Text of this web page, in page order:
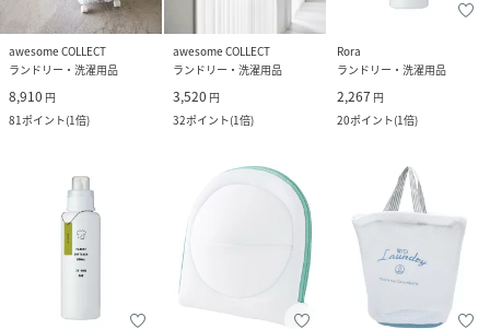
awesome COLLECT
ランドリー・洗濯用品
8,910 円
81ポイント(1倍)
awesome COLLECT
ランドリー・洗濯用品
3,520 円
32ポイント(1倍)
Rora
ランドリー・洗濯用品
2,267 円
20ポイント(1倍)